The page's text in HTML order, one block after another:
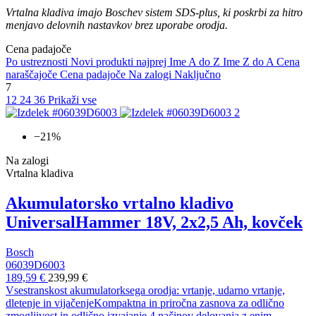
Vrtalna kladiva imajo Boschev sistem SDS-plus, ki poskrbi za hitro
menjavo delovnih nastavkov brez uporabe orodja.
Cena padajoče
Po ustreznosti Novi produkti najprej Ime A do Z Ime Z do A Cena
naraščajoče Cena padajoče Na zalogi Naključno
7
12 24 36 Prikaži vse
−21%
Na zalogi
Vrtalna kladiva
Akumulatorsko vrtalno kladivo
UniversalHammer 18V, 2x2,5 Ah, kovček
Bosch
06039D6003
189,59 € 239,99 €
Vsestranskost akumulatorksega orodja: vrtanje, udarno vrtanje,
dletenje in vijačenjeKompaktna in priročna zasnova za odlično